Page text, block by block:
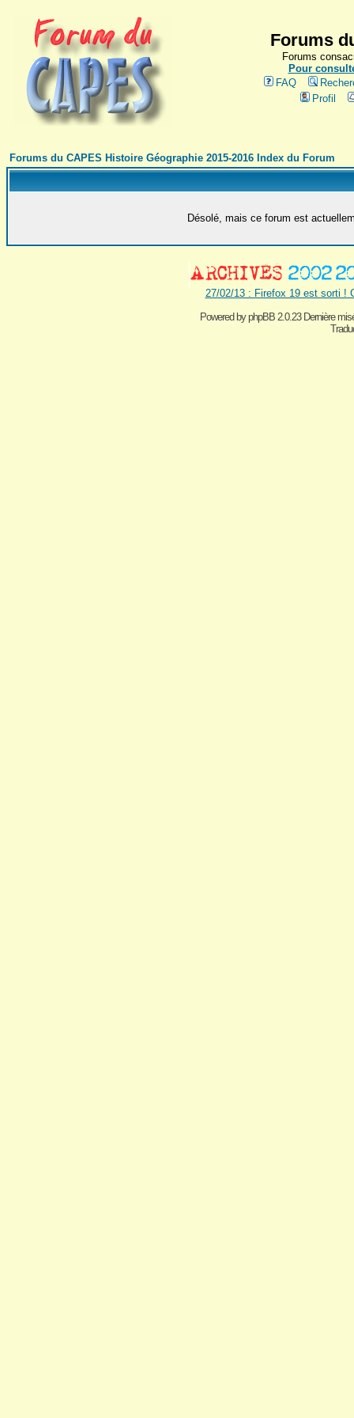
Forums
Forums
Pour
FAQ
Profil
Forums du CAPES Histoire Géographie 2015-2016 Index du Forum
Désolé, mais ce forum est
27/02/13 : Firefox 19 est sorti !
Powered byphpBB 2.0.23 Dernière